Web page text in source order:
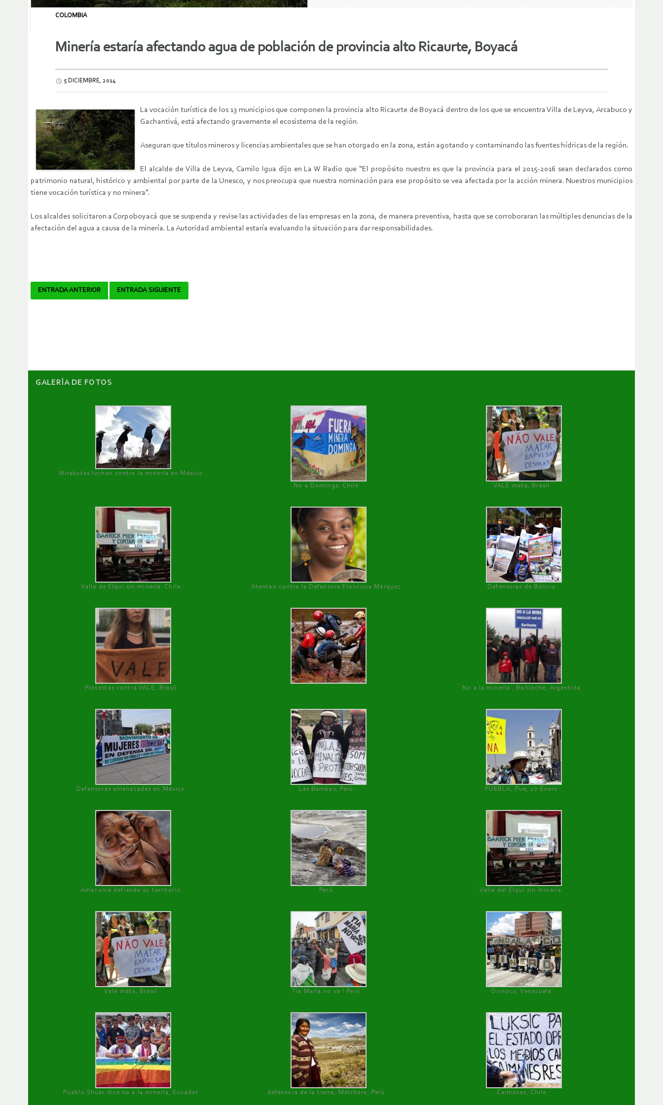
COLOMBIA
Minería estaría afectando agua de población de provincia alto Ricaurte, Boyacá
5 DICIEMBRE, 2014
La vocación turística de los 13 municipios que componen la provincia alto Ricaurte de Boyacá dentro de los que se encuentra Villa de Leyva, Arcabuco y
Gachantivá, está afectando gravemente el ecosistema de la región.
Aseguran que títulos mineros y licencias ambientales que se han otorgado en la zona, están agotando y contaminando las fuentes hídricas de la región.
El alcalde de Villa de Leyva, Camilo Igua dijo en La W Radio que “El propósito nuestro es que la provincia para el 2015-2016 sean declarados como
patrimonio natural, histórico y ambiental por parte de la Unesco, y nos preocupa que nuestra nominación para ese propósito se vea afectada por la acción minera. Nuestros municipios
tiene vocación turística y no minera”.
Los alcaldes solicitaron a Corpoboyacá que se suspenda y revise las actividades de las empresas en la zona, de manera preventiva, hasta que se corroboraran las múltiples denuncias de la
afectación del agua a causa de la minería. La Autoridad ambiental estaría evaluando la situación para dar responsabilidades.
Navegador
ENTRADA ANTERIOR ENTRADA SIGUIENTE
GALERÌA DE FOTOS
Wirakutas luchan contra la minería en México
No a Dominga, Chile
VALE mata, Brasil
Valle de Elqui sin minería. Chile Atentan contra la Defensora Francisca Márquez Defensoras de Bolivia
Protestas contra VALE, Brasil No a la minería , Bariloche, Argentina
Defensoras amenazadas en México Las Bambas, Perú PUEBLA, Pue, 27 Enero
Amazonía defiende su territorio Perú Valle del Elqui sin minería.
Vale mata, Brasil Tía María no va ! Perú Orinoco, Venezuela
Pueblo Shuar dice no a la minería, Ecuador defensora de la tierra, Melchora, Perú Caimanes, Chile